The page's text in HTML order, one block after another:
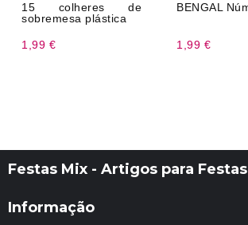
15 colheres de
sobremesa plástica
1,99 €
BENGAL
1,99 €
Festas Mix - Artigos para Festas
Informação